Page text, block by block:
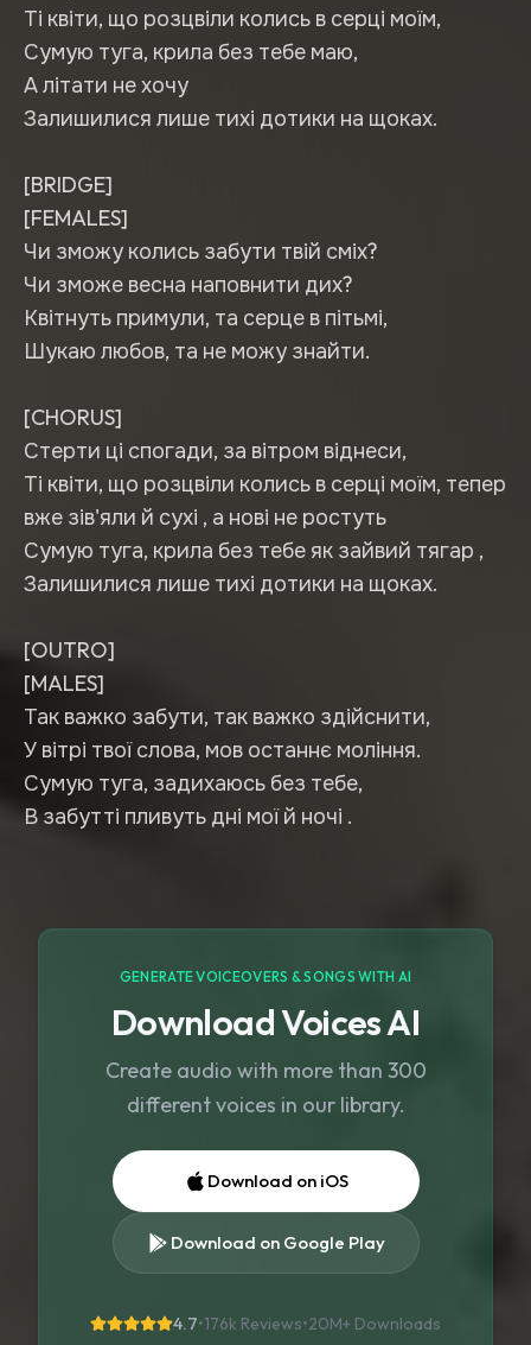
Ті квіти, що розцвіли колись в серці моїм,
Сумую туга, крила без тебе маю,
А літати не хочу
Залишилися лише тихі дотики на щоках.
[BRIDGE]
[FEMALES]
Чи зможу колись забути твій сміх?
Чи зможе весна наповнити дих?
Квітнуть примули, та серце в пітьмі,
Шукаю любов, та не можу знайти.
[CHORUS]
Стерти ці спогади, за вітром віднеси,
Ті квіти, що розцвіли колись в серці моїм, тепер
вже зів'яли й сухі , а нові не ростуть
Сумую туга, крила без тебе як зайвий тягар ,
Залишилися лише тихі дотики на щоках.
[OUTRO]
[MALES]
Так важко забути, так важко здійснити,
У вітрі твої слова, мов останнє моління.
Сумую туга, задихаюсь без тебе,
В забутті пливуть дні мої й ночі .
GENERATE VOICEOVERS & SONGS WITH AI
Download Voices AI
Create audio with more than 300
different voices in our library.
Download on iOS
Download on Google Play
4.7•176k Reviews•20M+ Downloads